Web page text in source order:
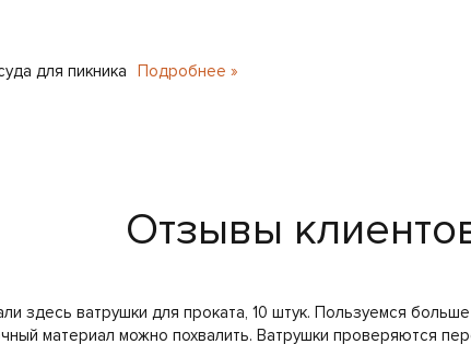
для пикника
Подробнее »
Отзывы
здесь ватрушки для проката, 10 штук. Пользуемся
материал можно похвалить. Ватрушки проверяются